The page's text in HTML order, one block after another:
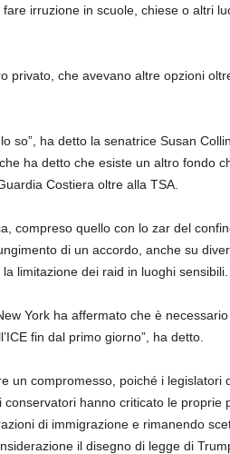
irruzione in scuole, chiese o altri
privato, che avevano altre opzioni
so”, ha detto la senatrice Susan
ha detto che esiste un altro fondo
Costiera oltre alla TSA.
compreso quello con lo zar del
di un accordo, anche su
limitazione dei raid in luoghi sensibili.
York ha affermato che è
fin dal primo giorno”, ha detto.
un compromesso, poiché i legislatori
hanno criticato le proprie
di immigrazione e rimanendo
il disegno di legge di